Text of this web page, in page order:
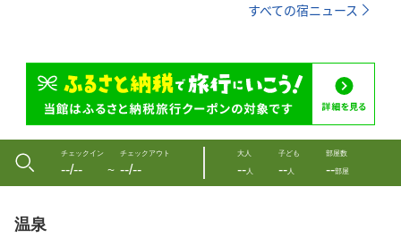
すべての宿ニュース
チェックイン
--/-- 〜
チェックアウト
--/--
大人
--人
子ども
--人
部屋数
--部屋
温泉